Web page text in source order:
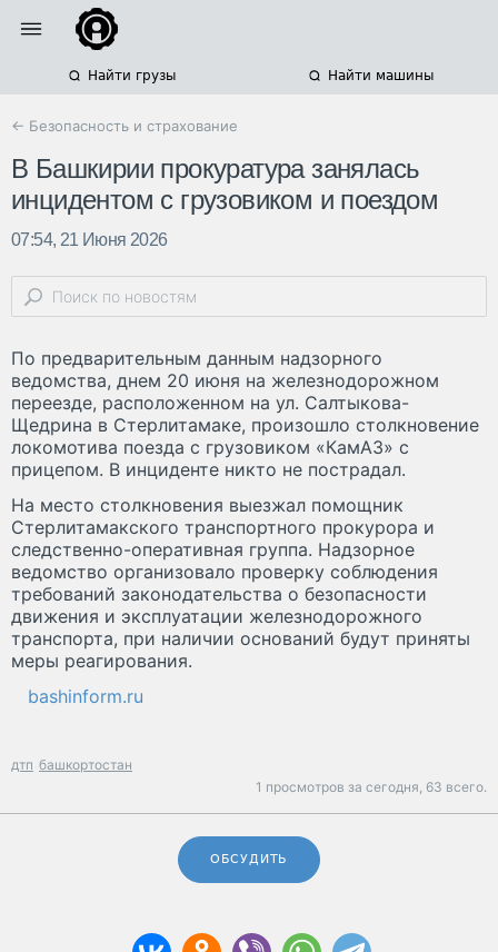
Найти грузы Найти машины
← Безопасность и страхование
В Башкирии прокуратура занялась
инцидентом с грузовиком и поездом
07:54, 21 Июня 2026
По предварительным данным надзорного
ведомства, днем 20 июня на железнодорожном
переезде, расположенном на ул. Салтыкова-
Щедрина в Стерлитамаке, произошло столкновение
локомотива поезда с грузовиком «КамАЗ» с
прицепом. В инциденте никто не пострадал.
На место столкновения выезжал помощник
Стерлитамакского транспортного прокурора и
следственно-оперативная группа. Надзорное
ведомство организовало проверку соблюдения
требований законодательства о безопасности
движения и эксплуатации железнодорожного
транспорта, при наличии оснований будут приняты
меры реагирования.
bashinform.ru
дтп башкортостан
1 просмотров за сегодня, 63 всего.
ОБСУДИТЬ